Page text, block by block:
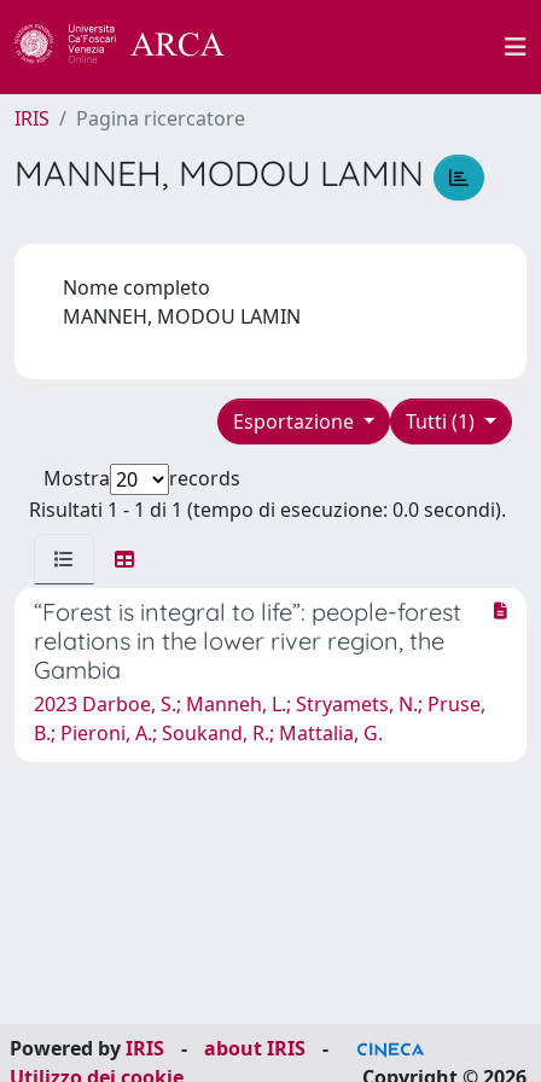
IRIS Pagina ricercatore
MANNEH, MODOU LAMIN
Nome completo
MANNEH, MODOU LAMIN
Tutti (1)
Esportazione
Mostra
records
Risultati 1 - 1 di 1 (tempo di esecuzione: 0.0 secondi).
“Forest is integral to life”: people-forest
relations in the lower river region, the
Gambia
2023 Darboe, S.; Manneh, L.; Stryamets, N.; Pruse,
B.; Pieroni, A.; Soukand, R.; Mattalia, G.
Powered byIRIS - about IRIS
-